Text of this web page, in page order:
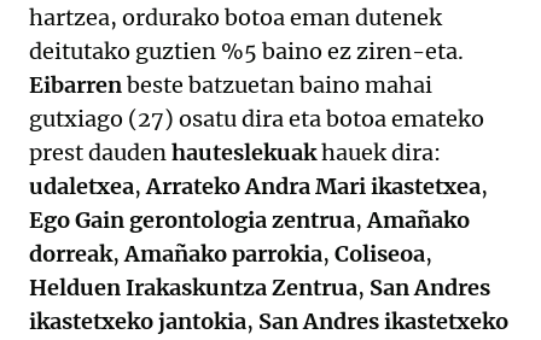
hartzea, ordurako botoa eman dutenek
deitutako guztien %5 baino ez ziren-eta.
Eibarrenbeste batzuetan baino mahai
gutxiago (27) osatu dira eta botoa emateko
prest daudenhauteslekuakhauek dira:
udaletxea,Arrateko Andra Mari ikastetxea,
Ego Gain gerontologia zentrua,Amañako
dorreak,Amañako parrokia, Coliseoa,
Helduen Irakaskuntza Zentrua, San Andres
ikastetxeko jantokia, San Andres ikastetxeko